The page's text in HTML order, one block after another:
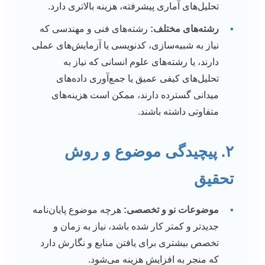
تحلیل‌های آماری پیشرفته، هزینه بالاتری دارد.
▪ رشته‌های مختلف: رشته‌های فنی و مهندسی که
نیاز به شبیه‌سازی، کدنویسی یا آزمایش‌های عملی
دارند، یا رشته‌های علوم انسانی که نیاز به
تحلیل‌های کیفی عمیق یا جمع‌آوری داده‌های
میدانی گسترده دارند، ممکن است هزینه‌های
متفاوتی داشته باشند.
۲. پیچیدگی موضوع و روش
تحقیق
▪ موضوعات نو و تخصصی: هرچه موضوع پایان‌نامه
جدیدتر و کمتر کار شده باشد، نیاز به زمان و
تخصص بیشتری برای یافتن منابع و نگارش دارد
که منجر به افزایش هزینه می‌شود.